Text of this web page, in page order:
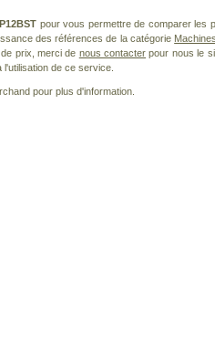
pour vous permettre de comparer les
des références de la catégorie
prix, merci de nous contacter pour nous le
de ce service.
pour plus d'information.